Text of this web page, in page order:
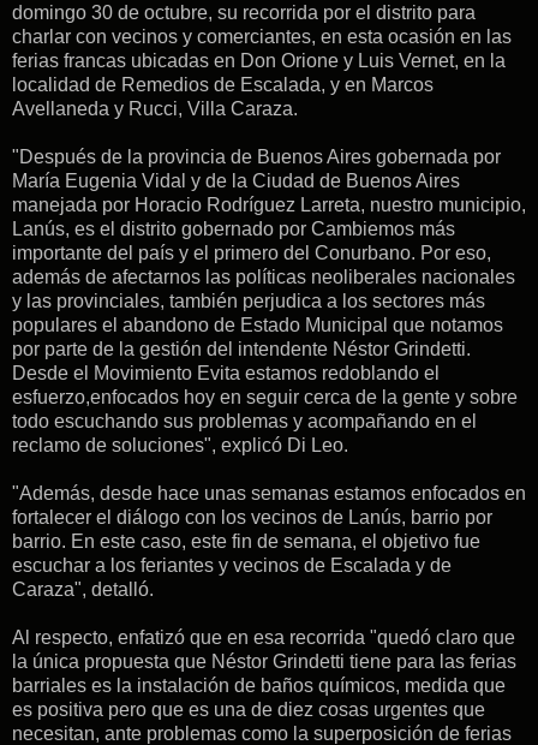
domingo 30 de octubre, su recorrida por el distrito para
charlar con vecinos y comerciantes, en esta ocasión en las
ferias francas ubicadas en Don Orione y Luis Vernet, en la
localidad de Remedios de Escalada, y en Marcos
Avellaneda y Rucci, Villa Caraza.
"Después de la provincia de Buenos Aires gobernada por
María Eugenia Vidal y de la Ciudad de Buenos Aires
manejada por Horacio Rodríguez Larreta, nuestro municipio,
Lanús, es el distrito gobernado por Cambiemos más
importante del país y el primero del Conurbano. Por eso,
además de afectarnos las políticas neoliberales nacionales
y las provinciales, también perjudica a los sectores más
populares el abandono de Estado Municipal que notamos
por parte de la gestión del intendente Néstor Grindetti.
Desde el Movimiento Evita estamos redoblando el
esfuerzo,enfocados hoy en seguir cerca de la gente y sobre
todo escuchando sus problemas y acompañando en el
reclamo de soluciones", explicó Di Leo.
"Además, desde hace unas semanas estamos enfocados en
fortalecer el diálogo con los vecinos de Lanús, barrio por
barrio. En este caso, este fin de semana, el objetivo fue
escuchar a los feriantes y vecinos de Escalada y de
Caraza", detalló.
Al respecto, enfatizó que en esa recorrida "quedó claro que
la única propuesta que Néstor Grindetti tiene para las ferias
barriales es la instalación de baños químicos, medida que
es positiva pero que es una de diez cosas urgentes que
necesitan, ante problemas como la superposición de ferias